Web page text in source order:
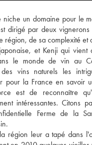
niche un domaine pour le
dirigé par deux vignerons
région, de sa complexité et
et Kenji qui vient
le monde de vin au
vins naturels les
pour la France en savoir
est de reconnaître
intéressantes. Citons
Ferme de la
région leur a tapé dans